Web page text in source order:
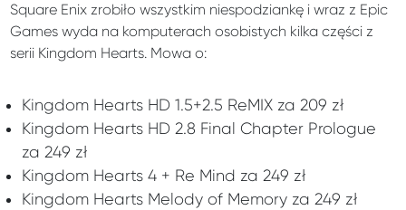
Square Enix zrobiło wszystkim niespodziankę i wraz z Epic
Games wyda na komputerach osobistych kilka części z
serii Kingdom Hearts. Mowa o:
Kingdom Hearts HD 1.5+2.5 ReMIX za 209 zł
Kingdom Hearts HD 2.8 Final Chapter Prologue
za 249 zł
Kingdom Hearts 4 + Re Mind za 249 zł
Kingdom Hearts Melody of Memory za 249 zł